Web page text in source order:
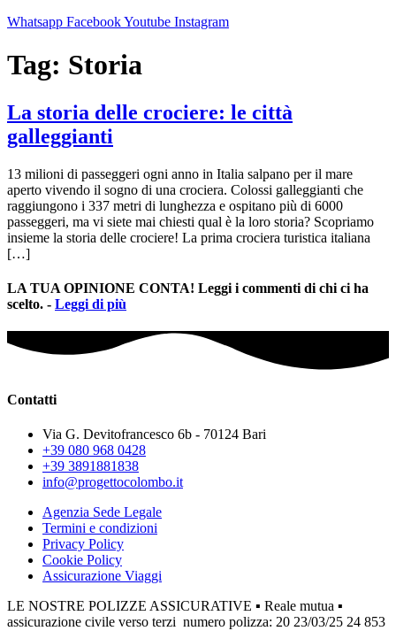
Whatsapp FacebookYoutube Instagram
Tag: Storia
La storia delle crociere: le città
galleggianti
13 milioni di passeggeri ogni anno in Italia salpano per il mare
aperto vivendo il sogno di una crociera. Colossi galleggianti che
raggiungono i 337 metri di lunghezza e ospitano più di 6000
passeggeri, ma vi siete mai chiesti qual è la loro storia? Scopriamo
insieme la storia delle crociere! La prima crociera turistica italiana
[…]
LA TUA OPINIONE CONTA! Leggi i commenti di chi ci ha
scelto. - Leggi di più
Contatti
Via G. Devitofrancesco 6b - 70124 Bari
+39 080 968 0428
+39 3891881838
info@progettocolombo.it
Agenzia Sede Legale
Termini e condizioni
Privacy Policy
Cookie Policy
Assicurazione Viaggi
LE NOSTRE POLIZZE ASSICURATIVE ▪ Reale mutua ▪
assicurazione civile verso terzi numero polizza: 20 23/03/25 24 853